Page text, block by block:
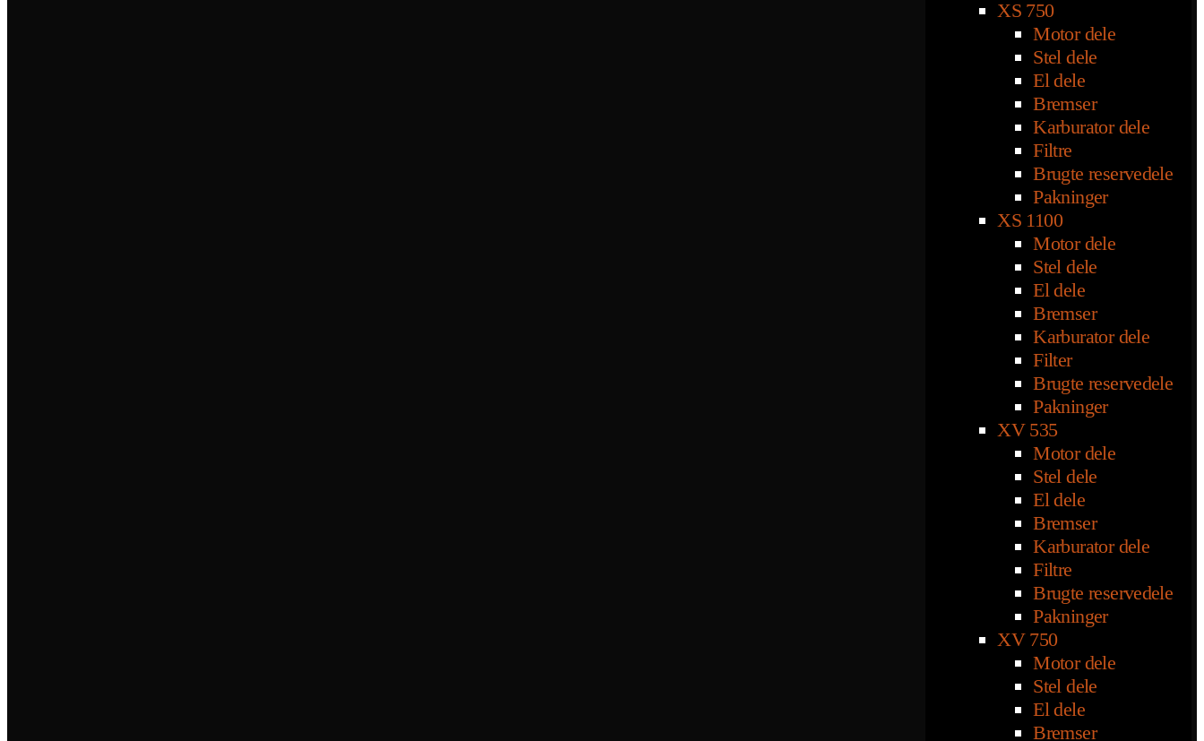
XS 750
Motor dele
Stel dele
El dele
Bremser
Karburator dele
Filtre
Brugte reservedele
Pakninger
XS 1100
Motor dele
Stel dele
El dele
Bremser
Karburator dele
Filter
Brugte reservedele
Pakninger
XV 535
Motor dele
Stel dele
El dele
Bremser
Karburator dele
Filtre
Brugte reservedele
Pakninger
XV 750
Motor dele
Stel dele
El dele
Bremser